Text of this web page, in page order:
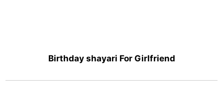
Birthday shayari For Girlfriend